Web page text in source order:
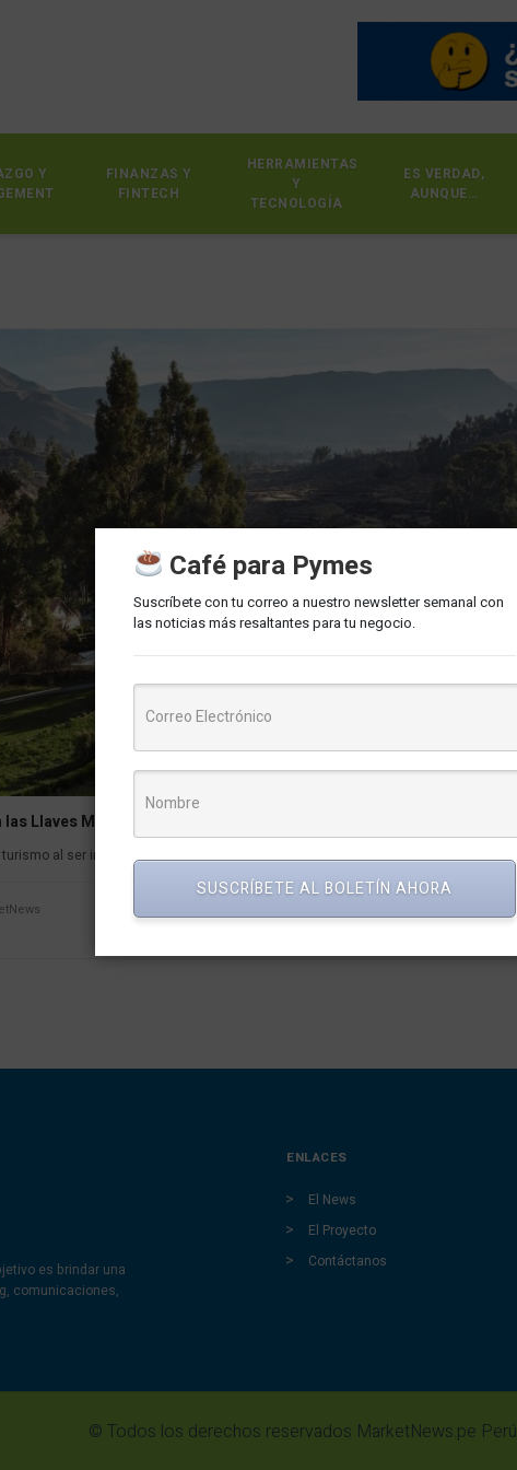
Y
FINANZAS Y
FINTECH
HERRAMIENTAS
Y
TECNOLOGÍA
ES VERDAD,
AUNQUE…
Llaves Michelin
al ser incluido, por primera vez, en el prestigioso...
es brindar una
comunicaciones,
ENLACES
El News
El Proyecto
Contáctanos
© Todos los derechos reservados MarketNews.pe
Café para Pymes
Suscríbete con tu correo a nuestro newsletter semanal con
las noticias más resaltantes para tu negocio.
SUSCRÍBETE AL BOLETÍN AHORA